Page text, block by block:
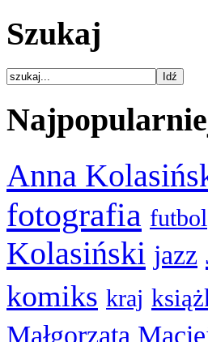
Szukaj
Anna
fotografia futbol
Kolasiński jazz
komiks kraj
Małgorzata